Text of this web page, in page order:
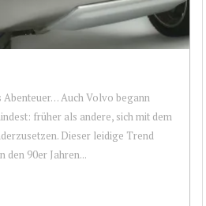
Abenteuer… Auch Volvo begann
früher als andere, sich mit dem
Dieser leidige Trend
den 90er Jahren...